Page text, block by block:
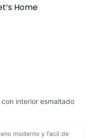
Home
con interior esmaltado
moderno y facil de